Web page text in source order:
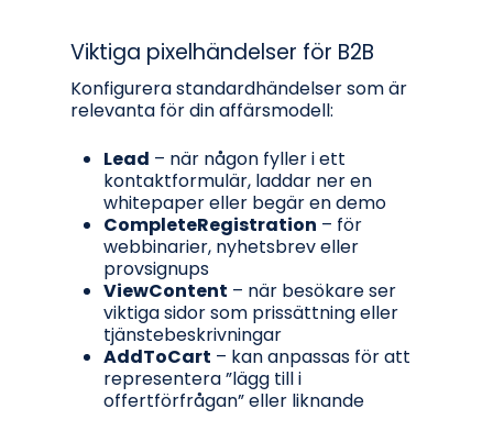
Viktiga pixelhändelser för B2B
Konfigurera standardhändelser som är
relevanta för din affärsmodell:
Lead – när någon fyller i ett
kontaktformulär, laddar ner en
whitepaper eller begär en demo
CompleteRegistration – för
webbinarier, nyhetsbrev eller
provsignups
ViewContent – när besökare ser
viktiga sidor som prissättning eller
tjänstebeskrivningar
AddToCart – kan anpassas för att
representera ”lägg till i
offertförfrågan” eller liknande